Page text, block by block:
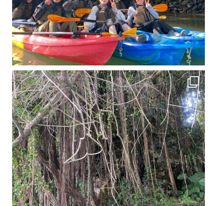
11月となり沖縄も寒くなってきましたが まだまだ沖縄は半袖です
この時期は、修学旅行